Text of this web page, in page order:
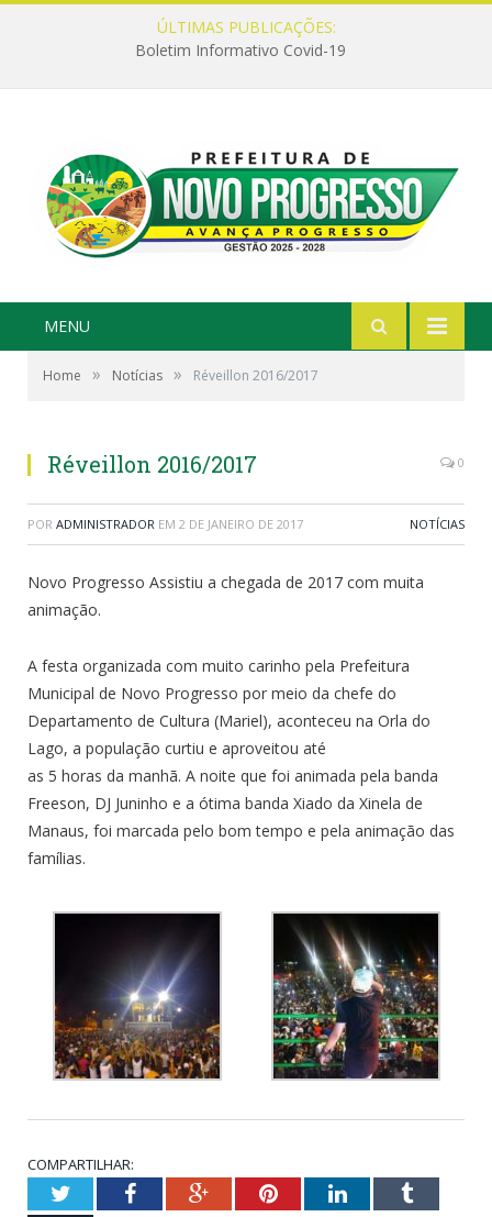
ÚLTIMAS PUBLICAÇÕES:
Boletim Informativo Covid-19
MENU
Home » Notícias » Réveillon 2016/2017
Réveillon 2016/2017 0
POR ADMINISTRADOR EM 2 DE JANEIRO DE 2017 NOTÍCIAS
Novo Progresso Assistiu a chegada de 2017 com muita
animação.
A festa organizada com muito carinho pela Prefeitura
Municipal de Novo Progresso por meio da chefe do
Departamento de Cultura (Mariel), aconteceu na Orla do
Lago, a população curtiu e aproveitou até
as 5 horas da manhã. A noite que foi animada pela banda
Freeson, DJ Juninho e a ótima banda Xiado da Xinela de
Manaus, foi marcada pelo bom tempo e pela animação das
famílias.
COMPARTILHAR:
TwitterFacebookGoogle+PinterestLinkedInTumblr